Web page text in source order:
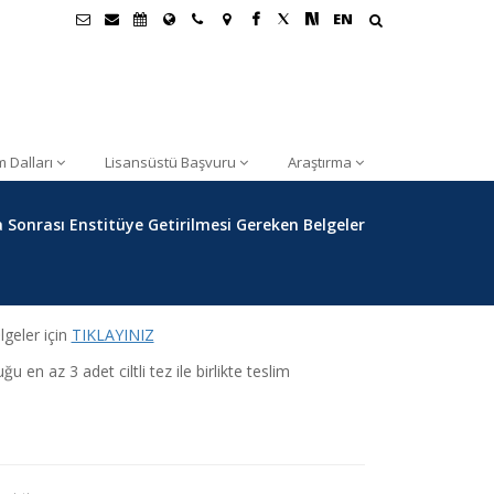
EN
Dalları Lisansüstü Başvuru Araştırma
Sonrası Enstitüye Getirilmesi Gereken Belgeler
için TIKLAYINIZ
en az 3 adet ciltli tez ile birlikte teslim